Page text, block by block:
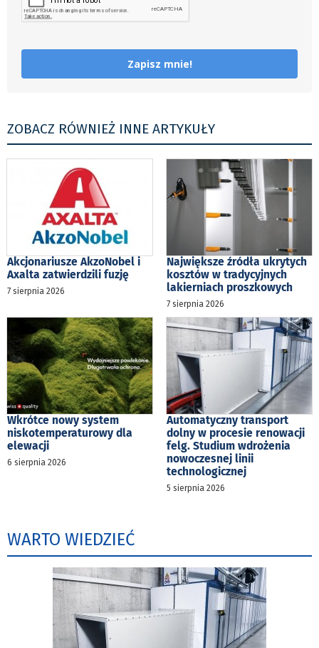
Zapisz mnie!
ZOBACZ RÓWNIEŻ INNE ARTYKUŁY
Akcjonariusze AkzoNobel i
Axalta zatwierdzili fuzję
7 sierpnia 2026
Największe źródła ukrytych
kosztów w tradycyjnych
lakierniach proszkowych
7 sierpnia 2026
Wkrótce nowy system
niskotemperaturowy dla
elewacji
6 sierpnia 2026
Automatyczny transport
dolny w procesie renowacji
felg. Studium wdrożenia
nowoczesnej linii
technologicznej
5 sierpnia 2026
WARTO WIEDZIEĆ